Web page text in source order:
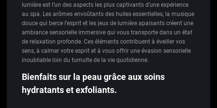
lumière est l’un des aspects les plus captivants d’une expérience
au spa. Les arômes envoûtants des huiles essentielles, la musique
douce qui berce l’esprit et les jeux de lumière apaisants créent une
ambiance sensorielle immersive qui vous transporte dans un état
de relaxation profonde. Ces éléments contribuent à éveiller vos
sens, à calmer votre esprit et à vous offrir une évasion sensorielle
inoubliable loin du tumulte de la vie quotidienne.
Bienfaits sur la peau grâce aux soins
hydratants et exfoliants.